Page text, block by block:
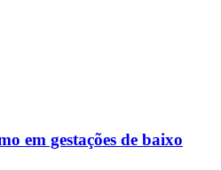
em gestações de baixo